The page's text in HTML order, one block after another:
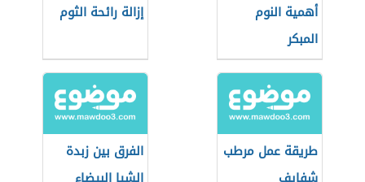
أهمية النوم
المبكر
إزالة رائحة الثوم
طريقة عمل مرطب
الفرق بين زبدة